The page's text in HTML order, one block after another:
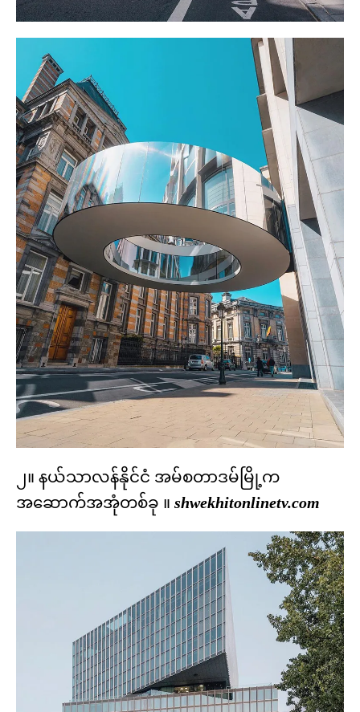
၂။ နယ်သာလန်နိုင်ငံ အမ်စတာဒမ်မြို့က
အဆောက်အအုံတစ်ခု ။ shwekhitonlinetv.com